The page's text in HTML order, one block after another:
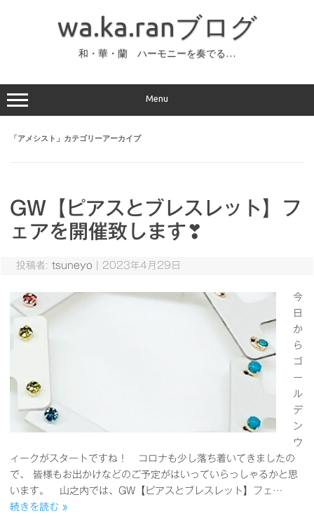
ッ
プ
wa.ka.ranブログ
和・華・蘭 ハーモニーを奏でる…
Menu
「アメシスト 」カテゴリーアーカイブ
GW【ピアスとブレスレット】フ
ェアを開催致します❣
投稿者: tsuneyo 2023年4月29日
今
日
か
ら
ゴ
ー
ル
デ
ン
ウ
ィークがスタートですね！ コロナも少し落ち着いてきましたの
で、 皆様もお出かけなどのご予定がはいっていらっしゃるかと思
います。 山之内では、GW【ピアスとブレスレット】フェ…
続きを読む »